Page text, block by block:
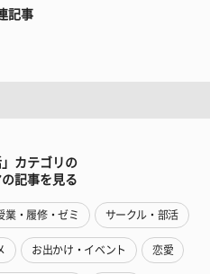
記事
」カテゴリの
記事を見る
業・履修・ゼミ サークル・部活
お出かけ・イベント 恋愛